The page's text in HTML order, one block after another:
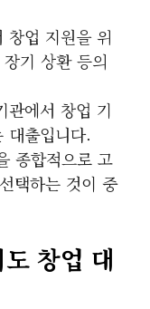
창업 지원을 위
기 상환 등의
관에서 창업 기
대출입니다.
종합적으로 고
택하는 것이 중
창업 대